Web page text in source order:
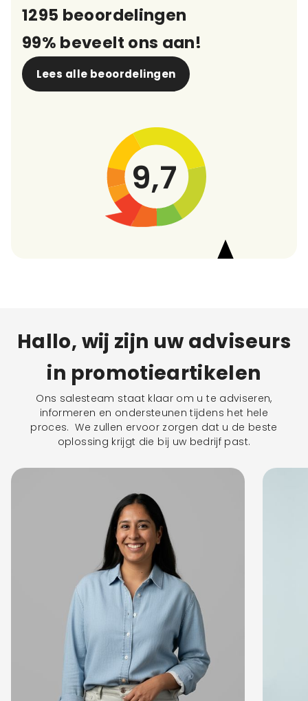
1295 beoordelingen
99% beveelt ons aan!
Lees alle beoordelingen
9,7
Hallo, wij zijn uw adviseurs
in promotieartikelen
Ons salesteam staat klaar om u te adviseren,
informeren en ondersteunen tijdens het hele
proces. We zullen ervoor zorgen dat u de beste
oplossing krijgt die bij uw bedrijf past.